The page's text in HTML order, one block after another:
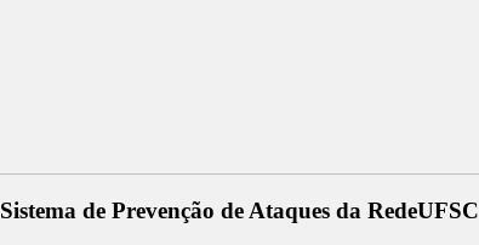
Sistema de Prevenção de Ataques da RedeUFSC